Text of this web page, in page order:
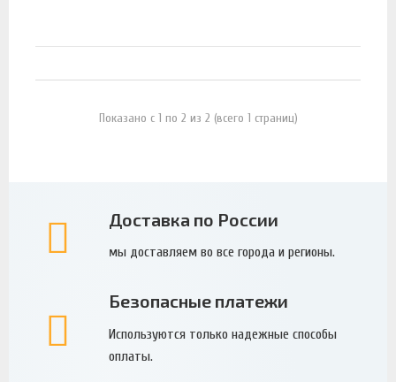
Показано с 1 по 2 из 2 (всего 1 страниц)
Доставка по России
мы доставляем во все города и регионы.
Безопасные платежи
Используются только надежные способы
оплаты.